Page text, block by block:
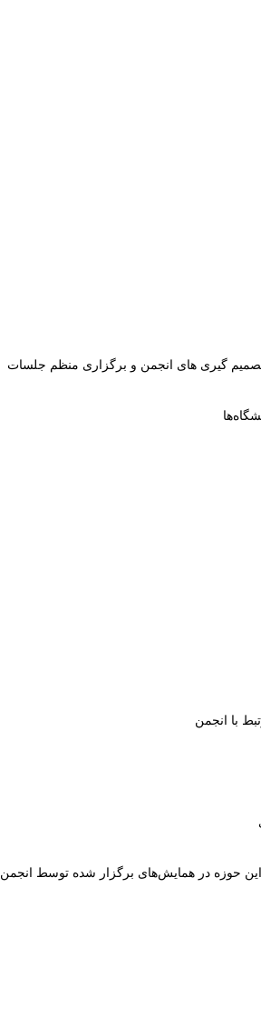
گیری های انجمن و برگزاری منظم جلسات
با انجمن
حوزه در همایش‌های برگزار شده توسط انجمن